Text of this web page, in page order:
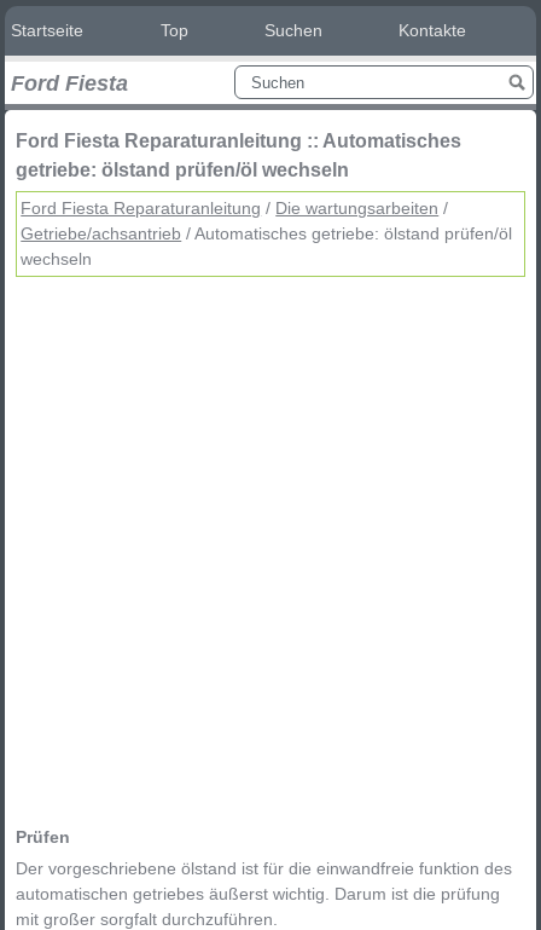
Startseite Top Suchen Kontakte
Ford Fiesta
Ford Fiesta Reparaturanleitung :: Automatisches
getriebe: ölstand prüfen/öl wechseln
Ford Fiesta Reparaturanleitung / Die wartungsarbeiten /
Getriebe/achsantrieb / Automatisches getriebe: ölstand prüfen/öl
wechseln
Prüfen
Der vorgeschriebene ölstand ist für die einwandfreie funktion des
automatischen getriebes äußerst wichtig. Darum ist die prüfung
mit großer sorgfalt durchzuführen.